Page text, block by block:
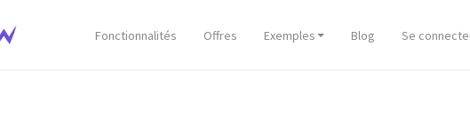
Fonctionnalités Offres Exemples Blog Se